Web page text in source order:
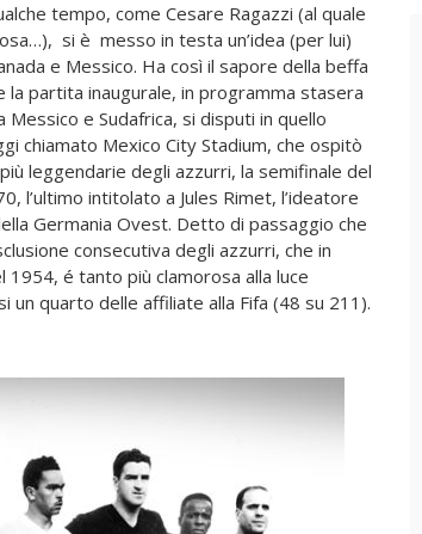
tempo, come Cesare Ragazzi (al quale
si è messo in testa un’idea (per lui)
e Messico. Ha così il sapore della beffa
la partita inaugurale, in programma stasera
Messico e Sudafrica, si disputi in quello
chiamato Mexico City Stadium, che ospitò
leggendarie degli azzurri, la semifinale del
l’ultimo intitolato a Jules Rimet, l’ideatore
Germania Ovest. Detto di passaggio che
consecutiva degli azzurri, che in
é tanto più clamorosa alla luce
un quarto delle affiliate alla Fifa (48 su 211).